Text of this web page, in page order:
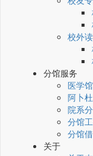
校外
分馆服务
医学馆
阿卜
院系
分馆
分馆
关于